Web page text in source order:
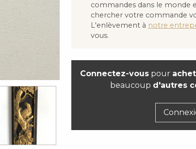
commandes dans le monde
chercher votre commande
L'enlèvement à notre
vous.
Connectez-vous pour
beaucoup d'autres